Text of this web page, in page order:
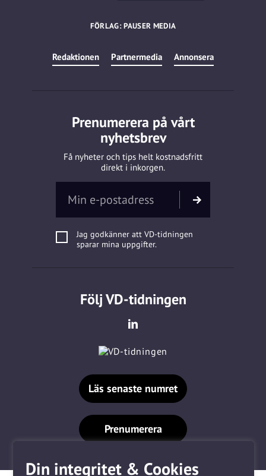
Din integritet & Cookies
FÖRLAG: PAUSER MEDIA
Redaktionen Partnermedia Annonsera
Prenumerera på vårt
nyhetsbrev
Få nyheter och tips helt kostnadsfritt
direkt i inkorgen.
Jag godkänner att VD-tidningen
sparar mina uppgifter.
Följ VD-tidningen
Läs senaste numret
Prenumerera